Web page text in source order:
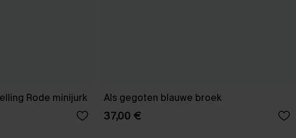
Rode minijurk Als gegoten blauwe broek
37,00 €